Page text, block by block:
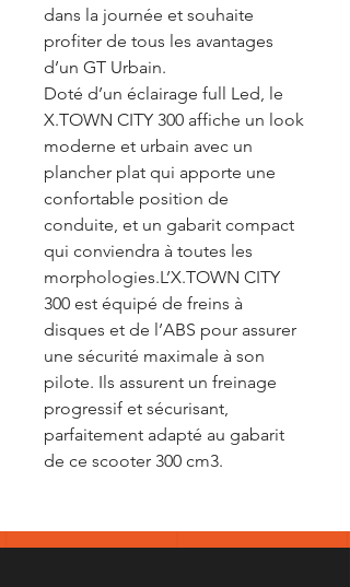
dans la journée et souhaite
profiter de tous les avantages
d’un GT Urbain.
Doté d’un éclairage full Led, le
X.TOWN CITY 300 affiche un look
moderne et urbain avec un
plancher plat qui apporte une
confortable position de
conduite, et un gabarit compact
qui conviendra à toutes les
morphologies.L’X.TOWN CITY
300 est équipé de freins à
disques et de l’ABS pour assurer
une sécurité maximale à son
pilote. Ils assurent un freinage
progressif et sécurisant,
parfaitement adapté au gabarit
de ce scooter 300 cm3.